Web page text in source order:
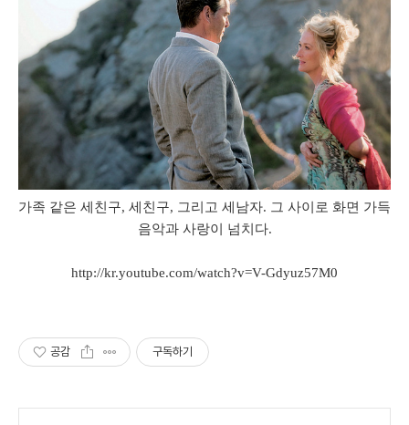
가족 같은 세친구, 세친구, 그리고 세남자. 그 사이로 화면 가득
음악과 사랑이 넘치다.
http://kr.youtube.com/watch?v=V-Gdyuz57M0
공감 구독하기